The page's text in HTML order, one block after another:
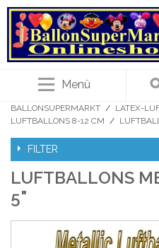
Menü
BALLONSUPERMARKT / LATEX-
LUFTBALLONS 8-12 CM /
FILTER
LUFTBALLONS
5"